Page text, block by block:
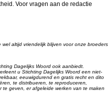
Voor vragen aan de redactie
altijd vriendelijk blijven voor onze broeders
Dagelijks Woord ook aanbiedt.
u Stichting Dagelijks Woord een niet-
eeuwigdurend en gratis recht en dito
te distribueren, te reproduceren,
geven, er afgeleide werken van te maken